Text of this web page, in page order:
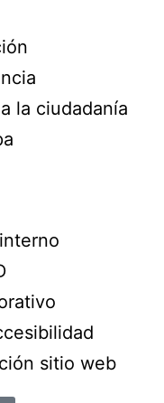
la ciudadanía
sitio web